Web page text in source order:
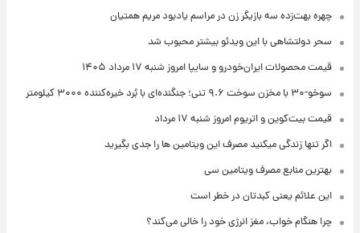
چهره بهت‌زده سه بازیگر زن در مراسم یادبود مریم همتیان
سحر دولتشاهی با این ویدئو بیشتر محبوب شد
قیمت محصولات ایران‌خودرو و سایپا امروز شنبه ۱۷ مرداد ۱۴۰۵
سوخو-۳۰ با مخزن سوخت ۹.۶ تنی؛ جنگنده‌ای با بُرد خیره‌کننده ۳۰۰۰ کیلومتر
قیمت بیت‌کوین و اتریوم امروز شنبه ۱۷ مرداد
اگر تنها زندگی میکنید مصرف این ویتامین ها را جدی بگیرید
بهترین منابع مصرف ویتامین سی
این علائم یعنی کبدتان در خطر است
چرا هنگام خواب، مغز انرژی خود را خالی می‌کند؟